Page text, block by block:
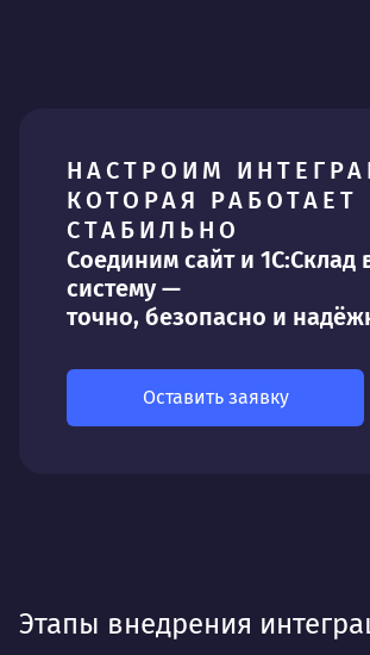
НАСТРОИМ
КОТОРАЯ РАБОТАЕТ
СТАБИЛЬНО
Соединим сайт и 1С:Склад
систему —
точно, безопасно и
Оставить заявку
Этапы внедрения